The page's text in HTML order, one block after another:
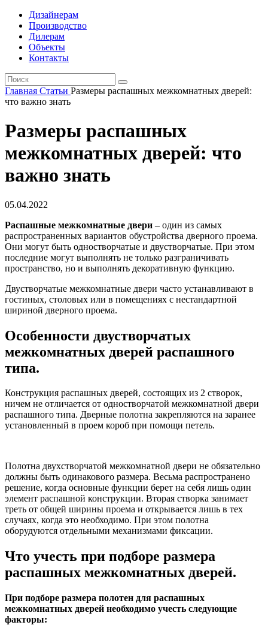
Дизайнерам
Производство
Дилерам
Объекты
Контакты
Главная Статьи Размеры распашных межкомнатных дверей:
что важно знать
Размеры распашных
межкомнатных дверей: что
важно знать
05.04.2022
Распашные межкомнатные двери – один из самых
распространенных вариантов обустройства дверного проема.
Они могут быть одностворчатые и двустворчатые. При этом
последние могут выполнять не только разграничивать
пространство, но и выполнять декоративную функцию.
Двустворчатые межкомнатные двери часто устанавливают в
гостиных, столовых или в помещениях с нестандартной
шириной дверного проема.
Особенности двустворчатых
межкомнатных дверей распашного
типа.
Конструкция распашных дверей, состоящих из 2 створок,
ничем не отличается от одностворчатой межкомнатной двери
распашного типа. Дверные полотна закрепляются на заранее
установленный в проем короб при помощи петель.
Полотна двухстворчатой межкомнатной двери не обязательно
должны быть одинакового размера. Весьма распространено
решение, когда основные функции берет на себя лишь один
элемент распашной конструкции. Вторая створка занимает
треть от общей ширины проема и открывается лишь в тех
случаях, когда это необходимо. При этом полотна
оборудуются отдельными механизмами фиксации.
Что учесть при подборе размера
распашных межкомнатных дверей.
При подборе размера полотен для распашных
межкомнатных дверей необходимо учесть следующие
факторы: